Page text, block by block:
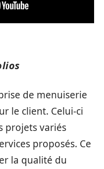
de menuiserie
le client. Celui-ci
projets variés
proposés. Ce
la qualité du